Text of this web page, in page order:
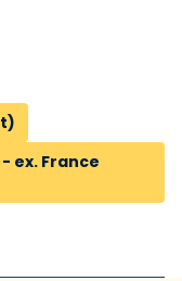
ex. France